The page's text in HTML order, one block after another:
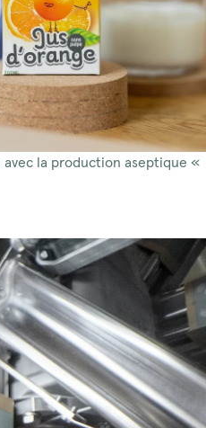
avec la production aseptique «